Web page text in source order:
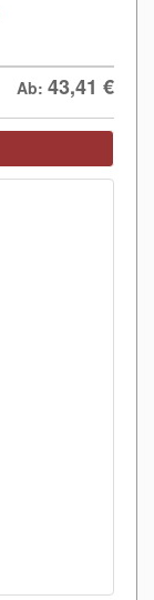
Ab: 43,41 €